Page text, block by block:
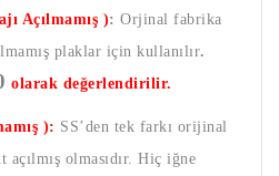
Açılmamış ): Orjinal fabrika
plaklar için kullanılır.
olarak değerlendirilir.
): SS’den tek farkı orijinal
açılmış olmasıdır. Hiç iğne